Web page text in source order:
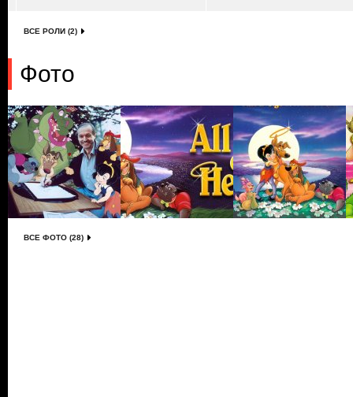
ВСЕ РОЛИ (2)
Фото
ВСЕ ФОТО (28)